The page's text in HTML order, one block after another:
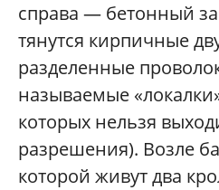
справа — бетонный
тянутся кирпичные
разделенные
называемые
которых нельзя
разрешения). Возле
которой живут два